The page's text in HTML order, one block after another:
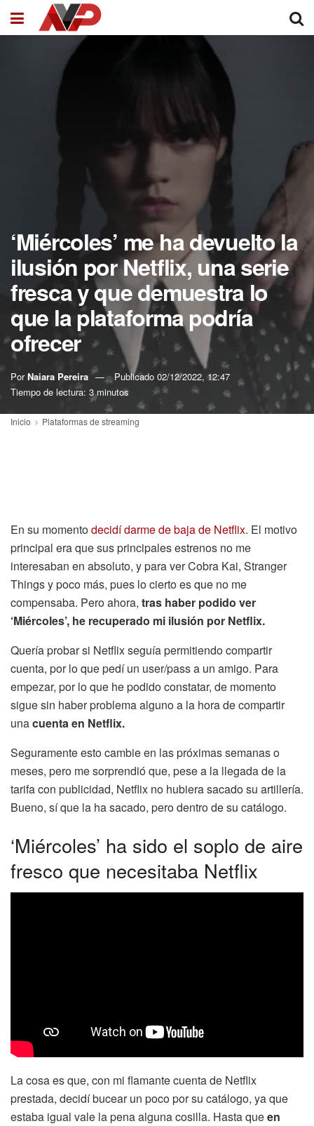
‘Miércoles’ me ha devuelto la
ilusión por Netflix, una serie
fresca y que demuestra lo
que la plataforma podría
ofrecer
Por Naiara Pereira Publicado 02/12/2022, 12:47
Tiempo de lectura: 3 minutos
Inicio Plataformas de streaming
En su momentodecidí darme de baja de Netflix. El motivo
principal era que sus principales estrenos no me
interesaban en absoluto, y para ver Cobra Kai, Stranger
Things y poco más, pues lo cierto es que no me
compensaba. Pero ahora, tras haber podido ver
‘Miércoles’, he recuperado mi ilusión por Netflix.
Quería probar si Netflix seguía permitiendo compartir
cuenta, por lo que pedí un user/pass a un amigo. Para
empezar, por lo que he podido constatar, de momento
sigue sin haber problema alguno a la hora de compartir
unacuenta en Netflix.
Seguramente esto cambie en las próximas semanas o
meses, pero me sorprendió que, pese a la llegada de la
tarifa con publicidad, Netflix no hubiera sacado su artillería.
Bueno, sí que la ha sacado, pero dentro de su catálogo.
‘Miércoles’ ha sido el soplo de aire
fresco que necesitaba Netflix
La cosa es que, con mi flamante cuenta de Netflix
prestada, decidí bucear un poco por su catálogo, ya que
estaba igual vale la pena alguna cosilla. Hasta queen